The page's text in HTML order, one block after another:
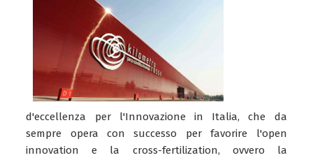
d'eccellenza per l'Innovazione in Italia, che da
sempre opera con successo per favorire l'open
innovation e la cross-fertilization, ovvero la